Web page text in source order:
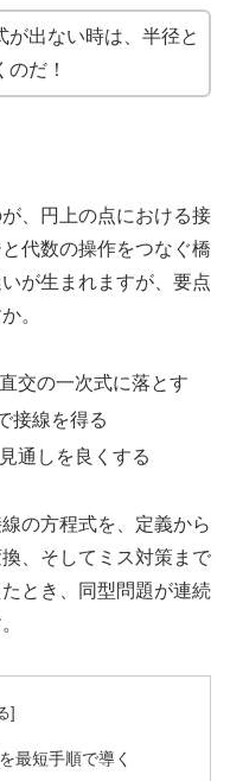
が出ない時は、半径と
だ！
、円上の点における接
代数の操作をつなぐ橋
が生まれますが、要点
。
交の一次式に落とす
接線を得る
通しを良くする
の方程式を、定義から
、そしてミス対策まで
とき、同型問題が連続
最短手順で導く